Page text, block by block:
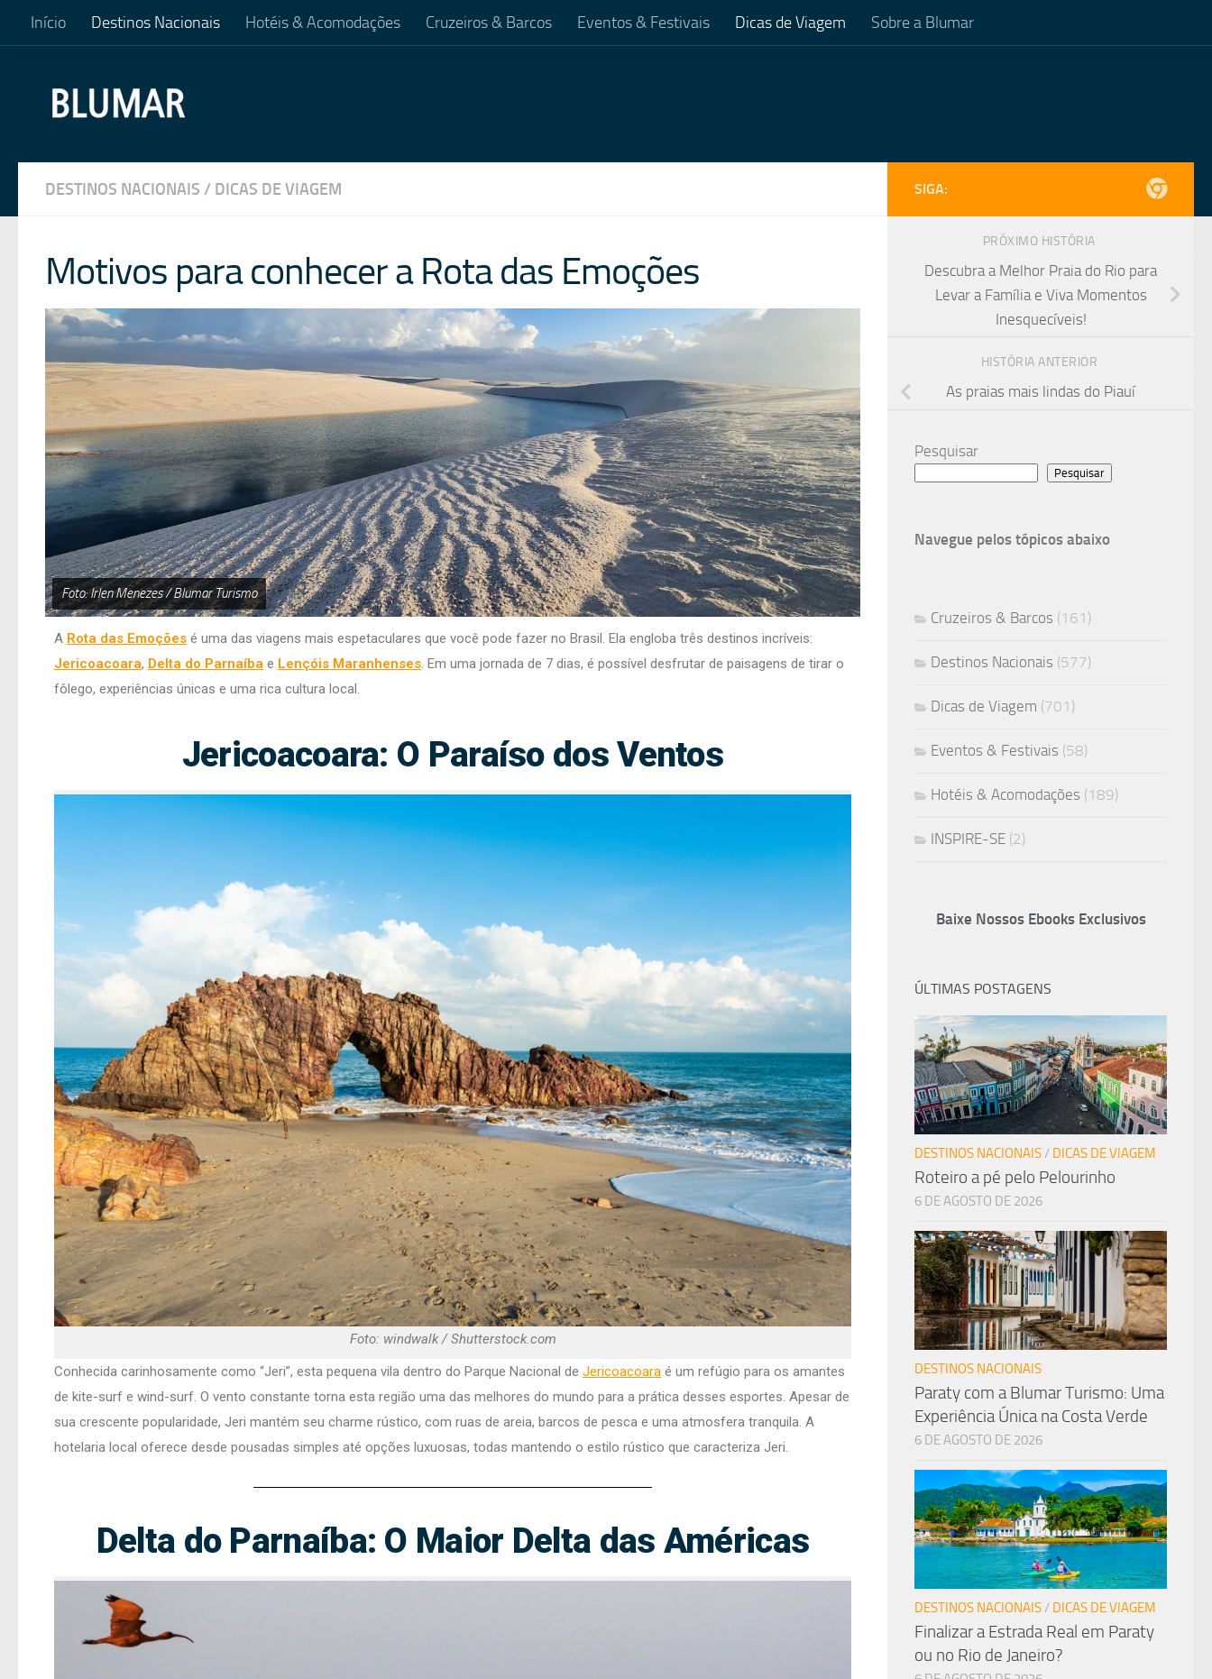
Skip to content
Início Destinos Nacionais Hotéis & Acomodações Cruzeiros & Barcos Eventos & Festivais Dicas de Viagem Sobre a Blumar
DESTINOS NACIONAIS / DICAS DE VIAGEM
Motivos para conhecer a Rota das Emoções
Foto: Irlen Menezes / Blumar Turismo
A Rota das Emoções é uma das viagens mais espetaculares que você pode fazer no Brasil. Ela engloba três destinos incríveis:
Jericoacoara, Delta do Parnaíba e Lençóis Maranhenses. Em uma jornada de 7 dias, é possível desfrutar de paisagens de tirar o
fôlego, experiências únicas e uma rica cultura local.
Jericoacoara: O Paraíso dos Ventos
Foto: windwalk / Shutterstock.com
Conhecida carinhosamente como “Jeri”, esta pequena vila dentro do Parque Nacional de Jericoacoara é um refúgio para os amantes
de kite-surf e wind-surf. O vento constante torna esta região uma das melhores do mundo para a prática desses esportes. Apesar de
sua crescente popularidade, Jeri mantém seu charme rústico, com ruas de areia, barcos de pesca e uma atmosfera tranquila. A
hotelaria local oferece desde pousadas simples até opções luxuosas, todas mantendo o estilo rústico que caracteriza Jeri.
Delta do Parnaíba: O Maior Delta das Américas
SIGA:
PRÓXIMO HISTÓRIA
Descubra a Melhor Praia do Rio para
Levar a Família e Viva Momentos
Inesquecíveis!
HISTÓRIA ANTERIOR
As praias mais lindas do Piauí
Pesquisar
Pesquisar
Navegue pelos tópicos abaixo
Cruzeiros & Barcos (161)
Destinos Nacionais (577)
Dicas de Viagem (701)
Eventos & Festivais (58)
Hotéis & Acomodações (189)
INSPIRE-SE (2)
Baixe Nossos Ebooks Exclusivos
ÚLTIMAS POSTAGENS
DESTINOS NACIONAIS/ DICAS DE VIAGEM
Roteiro a pé pelo Pelourinho
6 DE AGOSTO DE 2026
DESTINOS NACIONAIS
Paraty com a Blumar Turismo: Uma
Experiência Única na Costa Verde
6 DE AGOSTO DE 2026
DESTINOS NACIONAIS / DICAS DE VIAGEM
Finalizar a Estrada Real em Paraty
ou no Rio de Janeiro?